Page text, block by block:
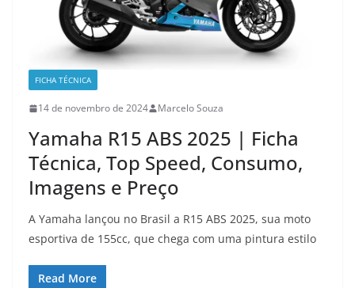
FICHA TÉCNICA
14 de novembro de 2024 Marcelo Souza
Yamaha R15 ABS 2025 | Ficha
Técnica, Top Speed, Consumo,
Imagens e Preço
A Yamaha lançou no Brasil a R15 ABS 2025, sua moto
esportiva de 155cc, que chega com uma pintura estilo
Read More